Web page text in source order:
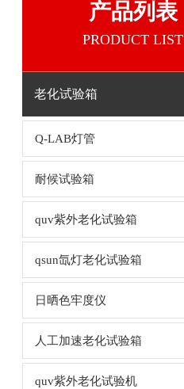
产品列表
PRODUCT LIST
老化试验箱
Q-LAB灯管
耐候试验箱
quv紫外老化试验箱
qsun氙灯老化试验箱
日晒色牢度仪
人工加速老化试验箱
quv紫外老化试验机